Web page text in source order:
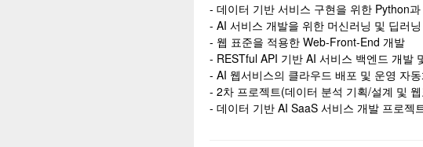
- 데이터 기반 서비스 구현을 위한 Python과
- AI 서비스 개발을 위한 머신러닝 및 딥러
- 웹 표준을 적용한 Web-Front-End 개발
- RESTful API 기반 AI 서비스 백엔드 개발
- AI 웹서비스의 클라우드 배포 및 운영 자
- 2차 프로젝트(데이터 분석 기획/설계 및
- 데이터 기반 AI SaaS 서비스 개발 프로젝